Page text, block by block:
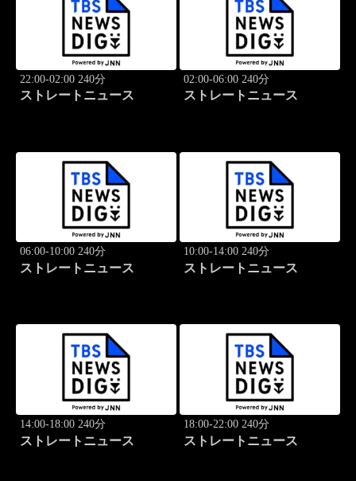
22:00-02:00 240分
ストレートニュース
02:00-06:00 240分
ストレートニュース
06:00-10:00 240分
ストレートニュース
10:00-14:00 240分
ストレートニュース
14:00-18:00 240分
ストレートニュース
18:00-22:00 240分
ストレートニュース